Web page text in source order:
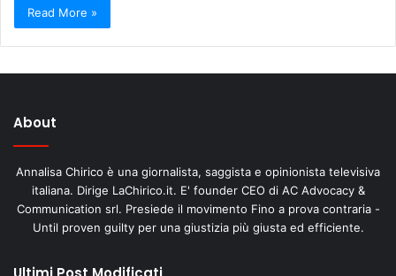
Read More »
About
Annalisa Chirico è una giornalista, saggista e opinionista televisiva
italiana. Dirige LaChirico.it. E' founder CEO di AC Advocacy &
Communication srl. Presiede il movimento Fino a prova contraria -
Until proven guilty per una giustizia più giusta ed efficiente.